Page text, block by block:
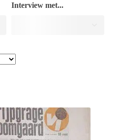
Interview met...